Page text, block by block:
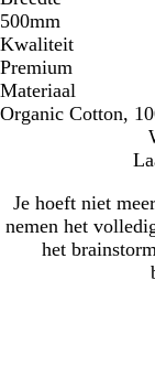
500mm
Kwaliteit
Premium
Materiaal
Organic Cotton,
Je hoeft niet
nemen het
het